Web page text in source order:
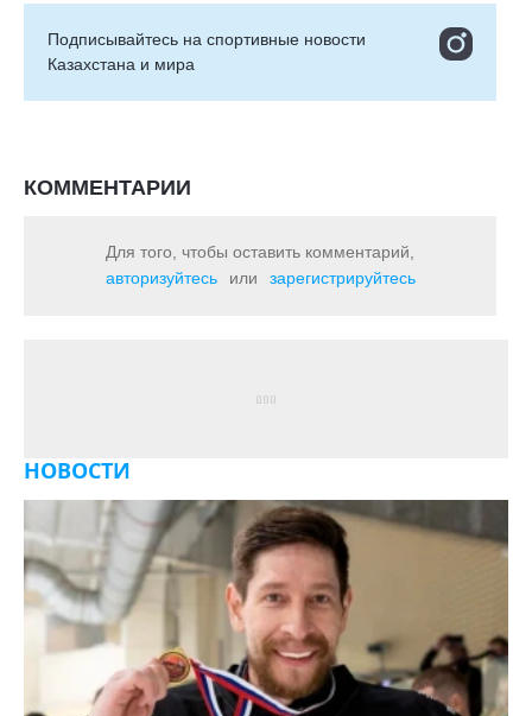
Подписывайтесь на cпортивные новости
Казахстана и мира
КОММЕНТАРИИ
Для того, чтобы оставить комментарий,
авторизуйтесь
или зарегистрируйтесь
НОВОСТИ